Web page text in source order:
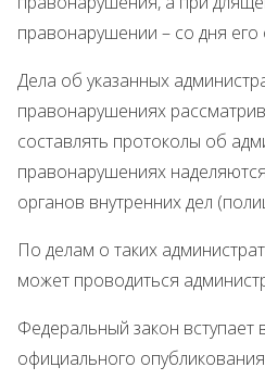
правонарушении – со дня
Дела об указанных
правонарушениях
составлять протоколы об
правонарушениях
органов внутренних дел
По делам о таких
может проводиться
Федеральный закон вступает
официального